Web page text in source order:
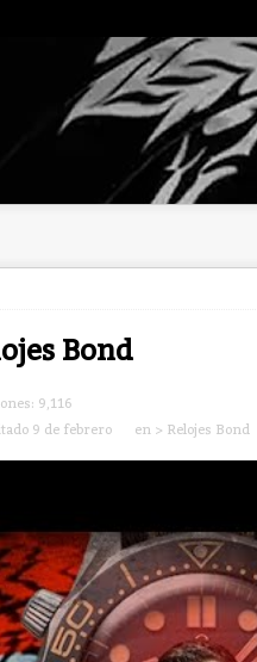
Bond
9,116
9 de febrero en > Relojes Bond